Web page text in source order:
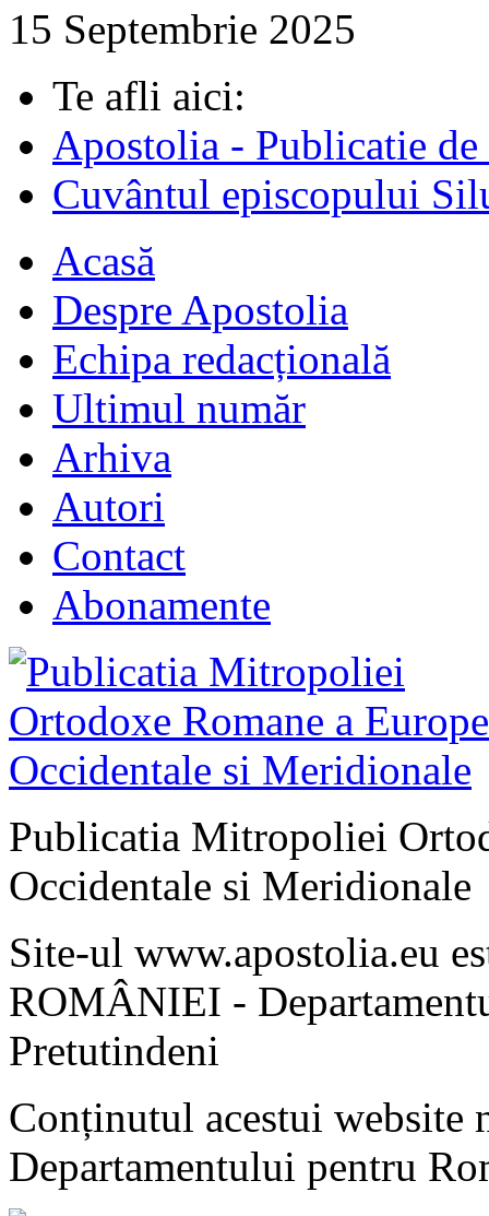
15 Septembrie 2025
Te afli aici:
Apostolia - Publicatie
Cuvântul episcopului
Acasă
Despre Apostolia
Echipa redacțională
Ultimul număr
Arhiva
Autori
Contact
Abonamente
Publicatia Mitropoliei
Occidentale si Meridionale
Site-ul www.apostolia.eu
ROMÂNIEI -
Pretutindeni
Conținutul acestui website
Departamentului pentru